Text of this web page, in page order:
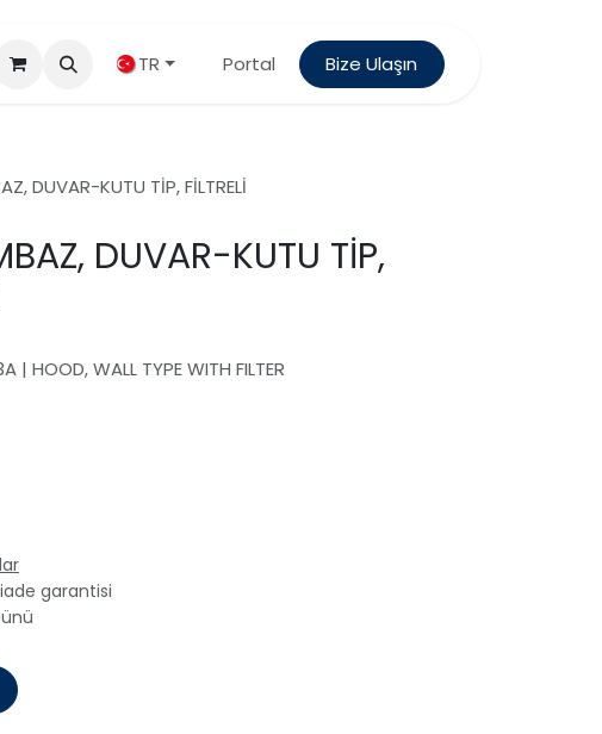
TR Portal Bize Ulaşın
DUVAR-KUTU TİP, FİLTRELİ
DUVAR-KUTU TİP,
| HOOD, WALL TYPE WITH FILTER
garantisi